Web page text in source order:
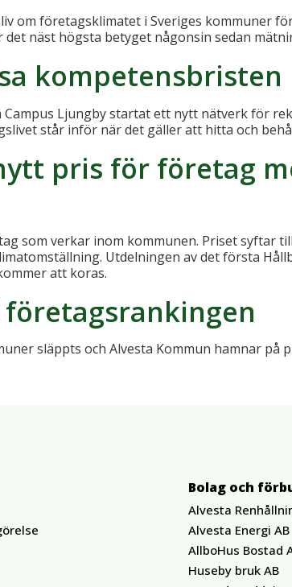
om företagsklimatet i Sveriges kommuner
näst högsta betyget någonsin sedan
kompetensbristen
Ljungby startat ett nytt nätverk för
står inför när det gäller att hitta och
pris för företag
som verkar inom kommunen. Priset syftar
Utdelningen av det första
att koras.
släppts och Alvesta Kommun hamnar på
Bolag och
Alvesta
Alvesta Energi AB
AllboHus Bostad
Huseby bruk AB